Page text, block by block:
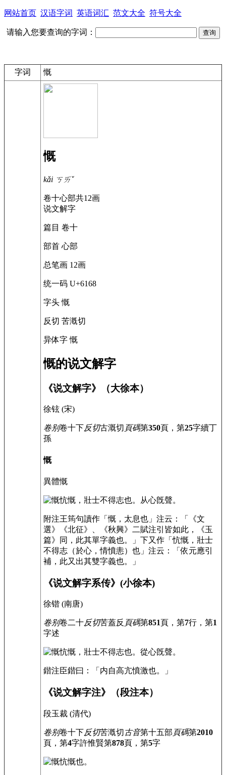
网站首页 汉语字词 英语词汇 范文大全 符号大全
请输入您要查询的字词：
字词 慨
慨
kǎi ㄎㄞˇ
卷十心部共12画
说文解字
篇目 卷十
部首 心部
总笔画 12画
统一码 U+6168
字头 慨
反切 苦漑切
异体字 慨
慨的说文解字
《说文解字》（大徐本）
徐铉 (宋)
卷别卷十下反切古溉切 頁碼第350頁，第25字續丁
孫
慨
異體慨
忼慨，壯士不得志也。从心旣聲。
附注王筠句讀作「慨，太息也」注云：「《文
選》《北征》、《秋興》二賦注引皆如此，《玉
篇》同，此其單字義也。」下又作「忼慨，壯士
不得志（於心，情憤恚）也」注云：「依元應引
補，此又出其雙字義也。」
《说文解字系传》(小徐本)
徐锴 (南唐)
卷别卷二十反切苦蓋反 頁碼第851頁，第7行，第1
字述
忼慨，壯士不得志也。從心旣聲。
鍇注臣鍇曰：「内自高亢憤激也。」
《说文解字注》（段注本）
段玉裁 (清代)
卷别卷十下反切苦漑切古音第十五部 頁碼第2010
頁，第4字許惟賢第878頁，第5字
忼慨也。